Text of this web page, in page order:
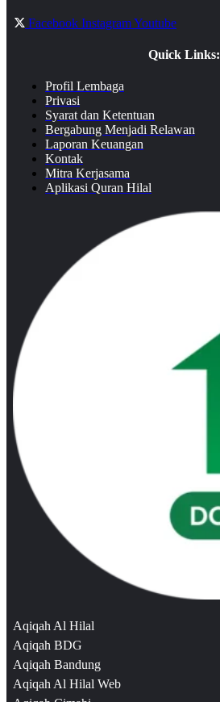
Facebook InstagramYoutube
Quick Links:
Profil Lembaga
Privasi
Syarat dan Ketentuan
Bergabung Menjadi Relawan
Laporan Keuangan
Kontak
Mitra Kerjasama
Aplikasi Quran Hilal
Aqiqah Al Hilal
Aqiqah BDG
Aqiqah Bandung
Aqiqah Al Hilal Web